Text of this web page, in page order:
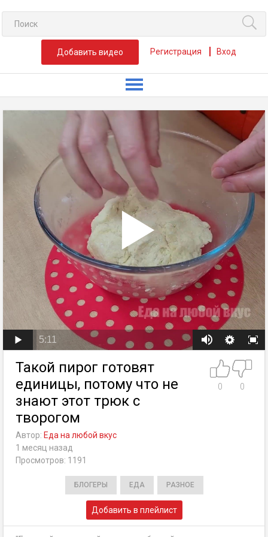
Добавить видео Регистрация Вход
5:11
Такой пирог готовят
единицы, потому что не
знают этот трюк с
творогом
0 0
Автор: Еда на любой вкус
1 месяц назад
Просмотров: 1191
БЛОГЕРЫ ЕДА РАЗНОЕ
Добавить в плейлист